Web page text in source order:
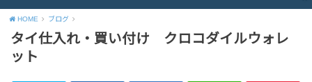
HOME ブログ
タイ仕入れ・買い付け クロコダイルウォレ
ット